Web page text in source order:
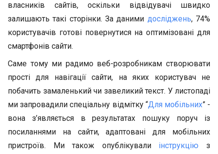
власників сайтів, оскільки відвідувачі швидко
залишають такі сторінки. За даними досліджень, 74%
користувачів готові повернутися на оптимізовані для
смартфонів сайти.
Саме тому ми радимо веб-розробникам створювати
прості для навігації сайти, на яких користувач не
побачить замаленький чи завеликий текст. У листопаді
ми запровадили спеціальну відмітку “Для мобільних” -
вона з’являється в результатах пошуку поруч із
посиланнями на сайти, адаптовані для мобільних
пристроїв. Ми також опублікували інструкціюз